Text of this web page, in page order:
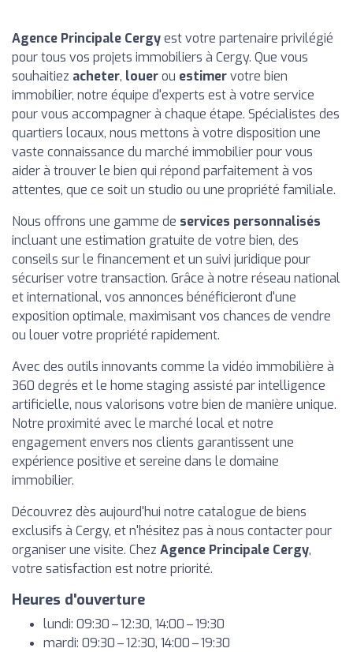
Agence Principale Cergyest votre partenaire privilégié
pour tous vos projets immobiliers à Cergy. Que vous
souhaitiez acheter, louerou estimervotre bien
immobilier, notre équipe d'experts est à votre service
pour vous accompagner à chaque étape. Spécialistes des
quartiers locaux, nous mettons à votre disposition une
vaste connaissance du marché immobilier pour vous
aider à trouver le bien qui répond parfaitement à vos
attentes, que ce soit un studio ou une propriété familiale.
Nous offrons une gamme de services personnalisés
incluant une estimation gratuite de votre bien, des
conseils sur le financement et un suivi juridique pour
sécuriser votre transaction. Grâce à notre réseau national
et international, vos annonces bénéficieront d'une
exposition optimale, maximisant vos chances de vendre
ou louer votre propriété rapidement.
Avec des outils innovants comme la vidéo immobilière à
360 degrés et le home staging assisté par intelligence
artificielle, nous valorisons votre bien de manière unique.
Notre proximité avec le marché local et notre
engagement envers nos clients garantissent une
expérience positive et sereine dans le domaine
immobilier.
Découvrez dès aujourd'hui notre catalogue de biens
exclusifs à Cergy, et n'hésitez pas à nous contacter pour
organiser une visite. Chez Agence Principale Cergy,
votre satisfaction est notre priorité.
Heures d'ouverture
lundi: 09:30 – 12:30, 14:00 – 19:30
mardi: 09:30 – 12:30, 14:00 – 19:30